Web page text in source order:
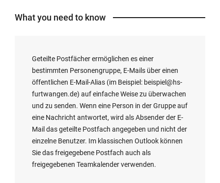
What you need to know
Geteilte Postfächer ermöglichen es einer
bestimmten Personengruppe, E-Mails über einen
öffentlichen E-Mail-Alias (im Beispiel: beispiel@hs-
furtwangen.de) auf einfache Weise zu überwachen
und zu senden. Wenn eine Person in der Gruppe auf
eine Nachricht antwortet, wird als Absender der E-
Mail das geteilte Postfach angegeben und nicht der
einzelne Benutzer. Im klassischen Outlook können
Sie das freigegebene Postfach auch als
freigegebenen Teamkalender verwenden.